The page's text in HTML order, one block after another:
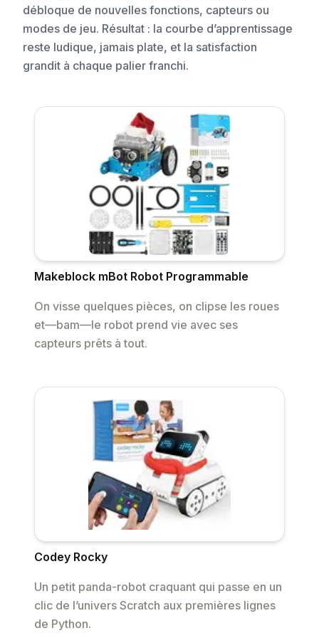
débloque de nouvelles fonctions, capteurs ou
modes de jeu. Résultat : la courbe d’apprentissage
reste ludique, jamais plate, et la satisfaction
grandit à chaque palier franchi.
Makeblock mBot Robot Programmable
On visse quelques pièces, on clipse les roues
et—bam—le robot prend vie avec ses
capteurs prêts à tout.
Codey Rocky
Un petit panda-robot craquant qui passe en un
clic de l’univers Scratch aux premières lignes
de Python.